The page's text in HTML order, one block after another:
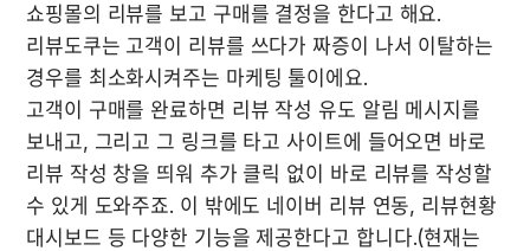
쇼핑몰의 리뷰를 보고 구매를 결정을 한다고 해요.
리뷰도쿠는 고객이 리뷰를 쓰다가 짜증이 나서 이탈하는
경우를 최소화시켜주는 마케팅 툴이에요.
고객이 구매를 완료하면 리뷰 작성 유도 알림 메시지를
보내고, 그리고 그 링크를 타고 사이트에 들어오면 바로
리뷰 작성 창을 띄워 추가 클릭 없이 바로 리뷰를 작성할
수 있게 도와주죠. 이 밖에도 네이버 리뷰 연동, 리뷰현황
대시보드 등 다양한 기능을 제공한다고 합니다.(현재는